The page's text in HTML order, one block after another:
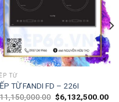
TỪ
TỪ FANDI FD – 226I
$6,132,500.00